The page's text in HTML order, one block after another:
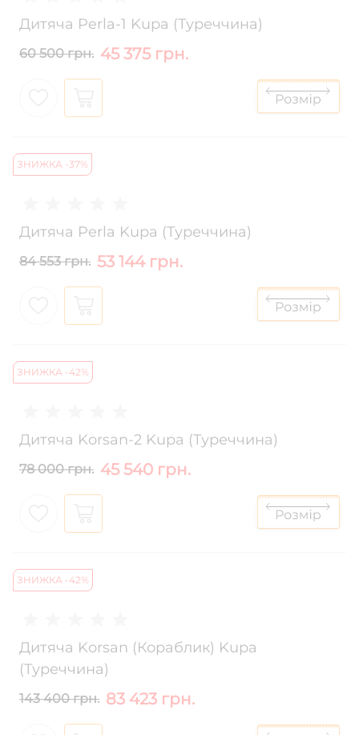
Дитяча Perla-1 Kupa (Туреччина)
60 500 грн. 45 375 грн.
ЗНИЖКА -37%
Дитяча Perla Kupa (Туреччина)
84 553 грн. 53 144 грн.
ЗНИЖКА -42%
Дитяча Korsan-2 Kupa (Туреччина)
78 000 грн. 45 540 грн.
ЗНИЖКА -42%
Дитяча Korsan (Кораблик) Kupa
(Туреччина)
143 400 грн. 83 423 грн.